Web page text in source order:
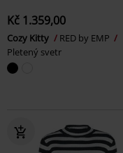
Kč 1.359,00
Cozy Kitty
RED by EMP
Pletený svetr